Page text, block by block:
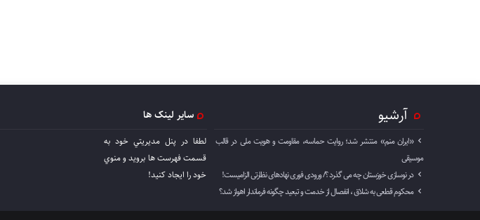
آرشیو
«ایران منم» منتشر شد؛ روایت حماسه، مقاومت و هویت ملی در قالب
موسیقی
در نوسازی خوزستان چه می گذرد ؟/ ورودی فوری نهادهای نظارتی الزامیست!
محکوم قطعی به شلاق ، انفصال از خدمت و تبعید چگونه فرماندار اهواز شد؟
سایر لینک ها
لطفا در پنل مديريتي خود به
قسمت فهرست ها برويد و منوي
خود را ايجاد كنيد!